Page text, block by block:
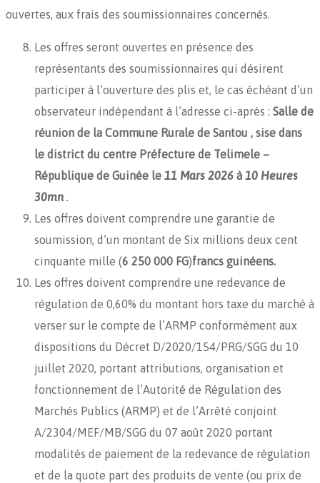
ouvertes, aux frais des soumissionnaires concernés.
Les offres seront ouvertes en présence des
représentants des soumissionnaires qui désirent
participer à l’ouverture des plis et, le cas échéant d’un
observateur indépendant à l’adresse ci-après : Salle de
réunion de la Commune Rurale de Santou , sise dans
le district du centre Préfecture de Telimele –
République de Guinée le 11 Mars 2026 à 10 Heures
30mn.
Les offres doivent comprendre une garantie de
soumission, d’un montant de Six millions deux cent
cinquante mille (6 250 000 FG)francs guinéens.
Les offres doivent comprendre une redevance de
régulation de 0,60% du montant hors taxe du marché à
verser sur le compte de l’ARMP conformément aux
dispositions du Décret D/2020/154/PRG/SGG du 10
juillet 2020, portant attributions, organisation et
fonctionnement de l’Autorité de Régulation des
Marchés Publics (ARMP) et de l’Arrêté conjoint
A/2304/MEF/MB/SGG du 07 août 2020 portant
modalités de paiement de la redevance de régulation
et de la quote part des produits de vente (ou prix de